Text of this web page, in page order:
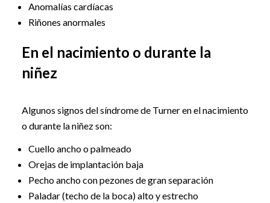
Anomalías cardíacas
Riñones anormales
En el nacimiento o durante la
niñez
Algunos signos del síndrome de Turner en el nacimiento
o durante la niñez son:
Cuello ancho o palmeado
Orejas de implantación baja
Pecho ancho con pezones de gran separación
Paladar (techo de la boca) alto y estrecho